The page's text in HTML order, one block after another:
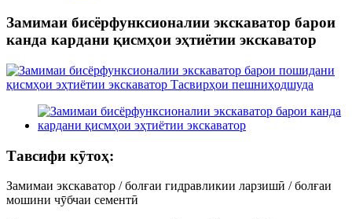
Замимаи бисёрфунксионалии экскаватор барои
канда кардани қисмҳои эҳтиётии экскаватор
Тавсифи кӯтоҳ:
Замимаи экскаватор / болғаи гидравликии ларзишӣ / болғаи
мошини чӯбчаи сементӣ